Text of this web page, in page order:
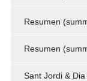
Resumen
Resumen
Sant Jordi &